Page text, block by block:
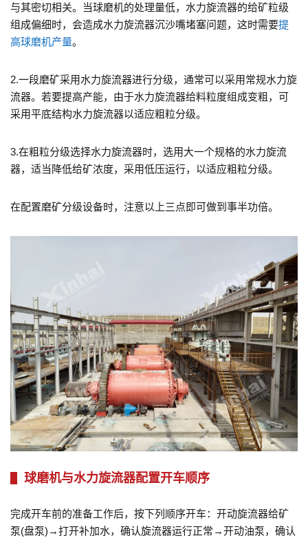
与其密切相关。当球磨机的处理量低，水力旋流器的给矿粒级
组成偏细时，会造成水力旋流器沉沙嘴堵塞问题，这时需要提
高球磨机产量。
2.一段磨矿采用水力旋流器进行分级，通常可以采用常规水力旋
流器。若要提高产能，由于水力旋流器给料粒度组成变粗，可
采用平底结构水力旋流器以适应粗粒分级。
3.在粗粒分级选择水力旋流器时，选用大一个规格的水力旋流
器，适当降低给矿浓度，采用低压运行，以适应粗粒分级。
在配置磨矿分级设备时，注意以上三点即可做到事半功倍。
球磨机与水力旋流器配置开车顺序
完成开车前的准备工作后，按下列顺序开车：开动旋流器给矿
泵(盘泵)→打开补加水，确认旋流器运行正常→开动油泵，确认